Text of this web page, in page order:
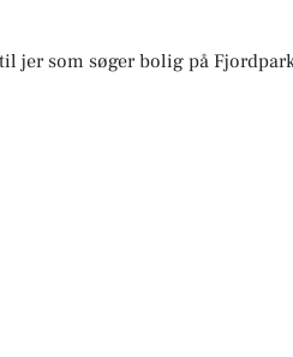
jer som søger bolig på